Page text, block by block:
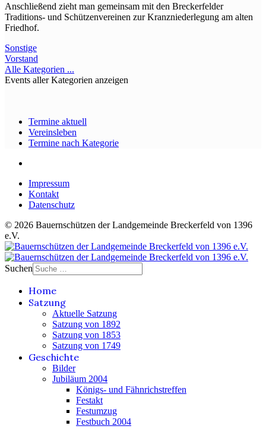
Anschließend zieht man gemeinsam mit den Breckerfelder
Traditions- und Schützenvereinen zur Kranzniederlegung am alten
Friedhof.
Sonstige
Vorstand
Alle Kategorien ...
Events aller Kategorien anzeigen
Termine aktuell
Vereinsleben
Termine nach Kategorie
Impressum
Kontakt
Datenschutz
© 2026 Bauernschützen der Landgemeinde Breckerfeld von 1396
e.V.
Suchen
Home
Satzung
Aktuelle Satzung
Satzung von 1892
Satzung von 1853
Satzung von 1749
Geschichte
Bilder
Jubiläum 2004
Königs- und Fähnrichstreffen
Festakt
Festumzug
Festbuch 2004